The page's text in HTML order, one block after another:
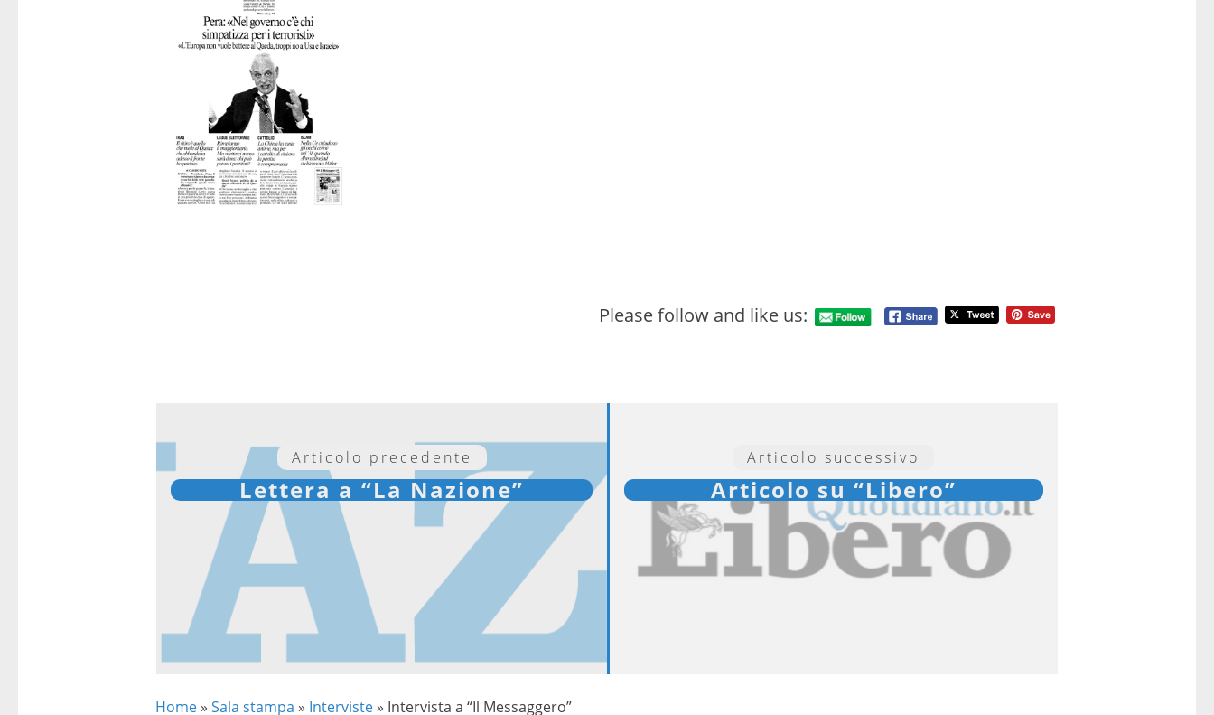
Please follow and like us:
Articolo precedente
Lettera a “La Nazione”
Articolo successivo
Articolo su “Libero”
Home » Sala stampa » Interviste » Intervista a “Il Messaggero”